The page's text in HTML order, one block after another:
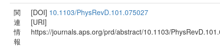
関
連
情
報
[DOI] 10.1103/PhysRevD.101.075027
[URI]
https://journals.aps.org/prd/abstract/10.1103/